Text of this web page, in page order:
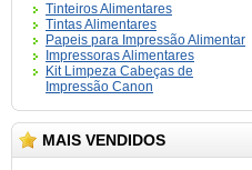
Tinteiros Alimentares
Tintas Alimentares
Papeis para Impressão Alimentar
Impressoras Alimentares
Kit Limpeza Cabeças de
Impressão Canon
MAIS VENDIDOS